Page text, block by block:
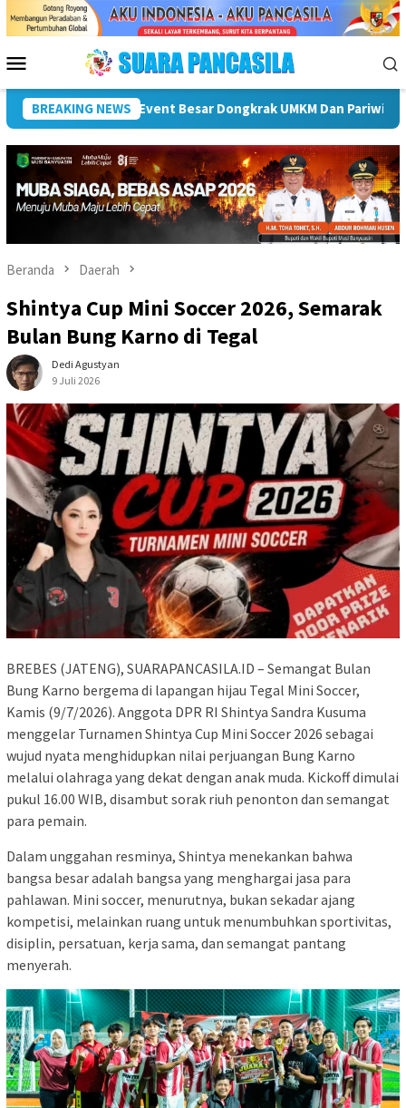
Menu
Mobile
BREAKING NEWS
Hendri Dukung Percepatan Penyaluran DAK Fisik Dan Dana
Beranda Daerah
Shintya Cup Mini Soccer 2026, Semarak
Bulan Bung Karno di Tegal
Dedi Agustyan
9 Juli 2026
BREBES (JATENG), SUARAPANCASILA.ID – Semangat Bulan
Bung Karno bergema di lapangan hijau Tegal Mini Soccer,
Kamis (9/7/2026). Anggota DPR RI Shintya Sandra Kusuma
menggelar Turnamen Shintya Cup Mini Soccer 2026 sebagai
wujud nyata menghidupkan nilai perjuangan Bung Karno
melalui olahraga yang dekat dengan anak muda. Kickoff dimulai
pukul 16.00 WIB, disambut sorak riuh penonton dan semangat
para pemain.
Dalam unggahan resminya, Shintya menekankan bahwa
bangsa besar adalah bangsa yang menghargai jasa para
pahlawan. Mini soccer, menurutnya, bukan sekadar ajang
kompetisi, melainkan ruang untuk menumbuhkan sportivitas,
disiplin, persatuan, kerja sama, dan semangat pantang
menyerah.